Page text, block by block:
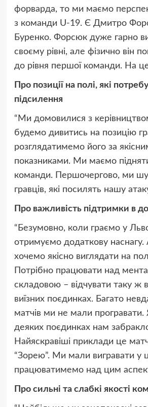
форварда, то ми маємо
з команди U-19. Є Дмитро
Буренко. Форсюк дуже гарно
своєму рівні, але фізично він
до рівня першої команди. На це
Про позиції на полі, які
підсилення
“Ми домовилися з
будемо дивитись на позицію
розглядатимемо його за
показниками. Ми маємо
команди. Першочергово, ми
гравців, які посилять нашу
Про важливість підтримки в
“Безумовно, коли граємо у
отримуємо додаткову
хочемо якісно виглядати на
Потрібно працювати над
складовою – відчувати таку ж
виїзних поєдинках. Багато
матчів ми не мали
деяких поєдинках нам
Найяскравіші приклади це
“Зорею”. Ми мали вигравати у
працюватимемо над цим
Про сильні та слабкі якості